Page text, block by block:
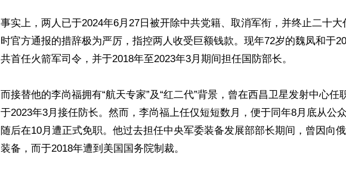
事实上，两人已于2024年6月27日被开除中共党籍、取消军衔，并终止二十大
时官方通报的措辞极为严厉，指控两人收受巨额钱款。现年72岁的魏凤和于
共首任火箭军司令，并于2018年至2023年3月期间担任国防部长。
而接替他的李尚福拥有“航天专家”及“红二代”背景，曾在西昌卫星发射中心任
于2023年3月接任防长。然而，李尚福上任仅短短数月，便于同年8月底从公
随后在10月遭正式免职。他过去担任中央军委装备发展部部长期间，曾因向
装备，而于2018年遭到美国国务院制裁。